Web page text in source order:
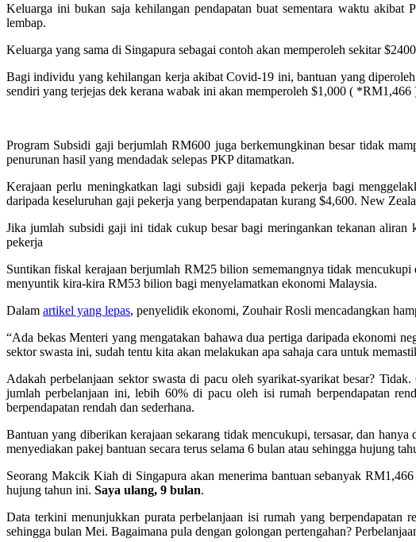
Keluarga ini bukan saja kehilangan pendapatan buat sementara waktu akibat
lembap.
Keluarga yang sama di Singapura sebagai contoh akan memperoleh sekitar
Bagi individu yang kehilangan kerja akibat Covid-19 ini, bantuan yang
sendiri yang terjejas dek kerana wabak ini akan memperoleh $1,000 ( *RM1,466
Program Subsidi gaji berjumlah RM600 juga berkemungkinan besar tidak
penurunan hasil yang mendadak selepas PKP ditamatkan.
Kerajaan perlu meningkatkan lagi subsidi gaji kepada pekerja bagi
daripada keseluruhan gaji pekerja yang berpendapatan kurang $4,600. New
Jika jumlah subsidi gaji ini tidak cukup besar bagi meringankan tekanan
pekerja
Suntikan fiskal kerajaan berjumlah RM25 bilion sememangnya tidak
menyuntik kira-kira RM53 bilion bagi menyelamatkan ekonomi Malaysia.
Dalam artikel yang lepas, penyelidik ekonomi, Zouhair Rosli mencadangkan
“Ada bekas Menteri yang mengatakan bahawa dua pertiga daripada ekonomi
sektor swasta ini, sudah tentu kita akan melakukan apa sahaja cara untuk
Adakah perbelanjaan sektor swasta di pacu oleh syarikat-syarikat besar?
jumlah perbelanjaan ini, lebih 60% di pacu oleh isi rumah berpendapatan
berpendapatan rendah dan sederhana.
Bantuan yang diberikan kerajaan sekarang tidak mencukupi, tersasar, dan
menyediakan pakej bantuan secara terus selama 6 bulan atau sehingga hujung
Seorang Makcik Kiah di Singapura akan menerima bantuan sebanyak
hujung tahun ini. Saya ulang, 9 bulan.
Data terkini menunjukkan purata perbelanjaan isi rumah yang berpendapatan
sehingga bulan Mei. Bagaimana pula dengan golongan pertengahan?